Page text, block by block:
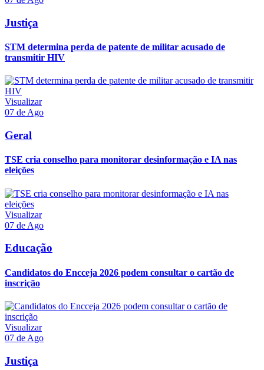
Justiça
STM determina perda de patente de militar acusado de
transmitir HIV
Visualizar
07 de Ago
Geral
TSE cria conselho para monitorar desinformação e IA nas
eleições
Visualizar
07 de Ago
Educação
Candidatos do Encceja 2026 podem consultar o cartão de
inscrição
Visualizar
07 de Ago
Justiça